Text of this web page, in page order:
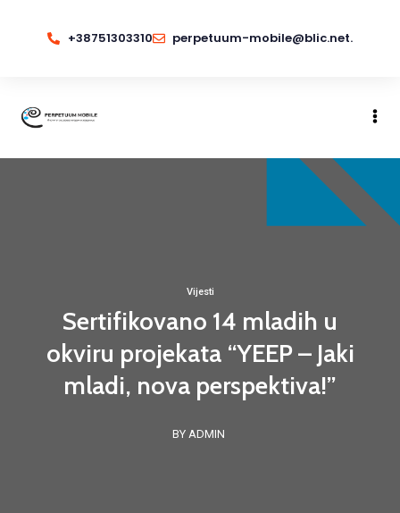
+38751303310 perpetuum-mobile@blic.net.
Vijesti
Sertifikovano 14 mladih u
okviru projekata “YEEP – Jaki
mladi, nova perspektiva!”
BY ADMIN